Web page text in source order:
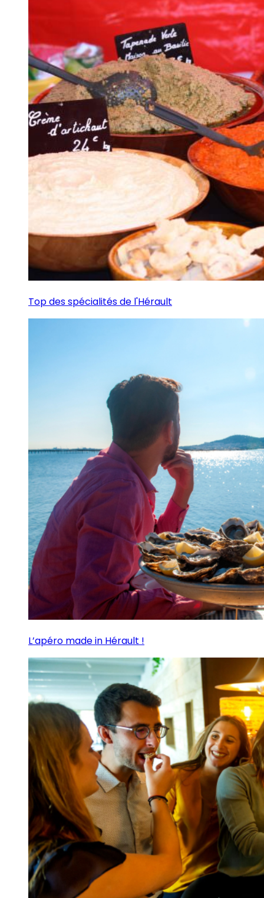
Top des spécialités de l'Hérault
L’apéro made in Hérault !